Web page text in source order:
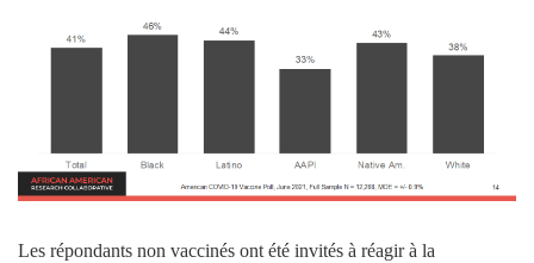
Les répondants non vaccinés ont été invités à réagir à la